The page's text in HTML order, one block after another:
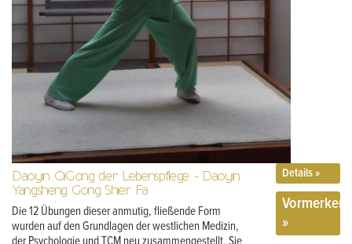
Daoyin QiGong der Lebenspflege - Daoyin
Yangsheng Gong Shier Fa
Die 12 Übungen dieser anmutig, fließende Form
wurden auf den Grundlagen der westlichen Medizin,
Details »
Vormerken
»